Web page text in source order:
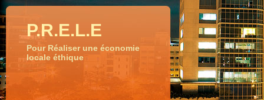
P.R.E.L.E
Pour Réaliser une économie
locale éthique